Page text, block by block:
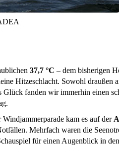
37,7 °C – dem bisherigen
Hitzeschlacht. Sowohl draußen
Glück fanden wir immerhin einen
kam es auf der
Mehrfach waren die
für einen Augenblick in den